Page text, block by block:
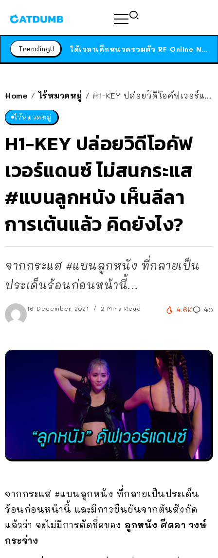
Trending!! ได้เวลาเด็กหนวดรวมตัว RF Online Next เปิดให้เล่นแล้ว เกม Sci-Fi MMORPG ระดับตำนาน เล่นได้ทั้งมือถือและ PC
Home / ไร้หมวดหมู่ / H1-KEY ปล่อยวิดีโอคัฟเวอร์แดนซ์ ไม่สนกระแส #แบนลูกหนัง เห็นลีลาการเต้นแล้ว คิดยังไง?
ไร้หมวดหมู่
H1-KEY ปล่อยวิดีโอคัฟ
เวอร์แดนซ์ ไม่สนกระแส
#แบนลูกหนัง เห็นลีลา
การเต้นแล้ว คิดยังไง?
จากกระแส #แบนลูกหนัง ที่กลายเป็น
ประเด็นร้อนก่อนหน้านี้...
16 December 2021 2 Mins Read 4.6K 40
จากกระแส #แบนลูกหนัง ที่กลายเป็นประเด็น
ร้อนก่อนหน้านี้ และมีการยืนยันจากต้นสังกัด
แล้วว่า จะไม่มีการตัดชื่อของ ลูกหนัง ศีตลา วงษ์
กระจ่าง